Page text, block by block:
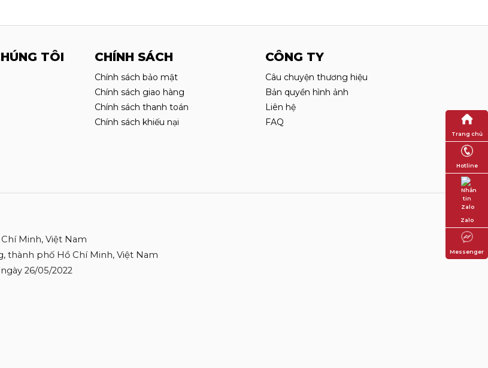
TÔI CHÍNH SÁCH
Chính sách bảo mật
Chính sách giao hàng
Chính sách thanh toán
Chính sách khiếu nại
CÔNG TY
Câu chuyện thương hiệu
Bản quyền hình ảnh
Liên hệ
FAQ
Minh, Việt Nam
thành phố Hồ Chí Minh, Việt Nam
26/05/2022
Trang chủ
Hotline
Zalo
Messenger